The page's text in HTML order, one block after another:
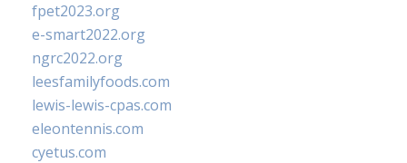
fpet2023.org
e-smart2022.org
ngrc2022.org
leesfamilyfoods.com
lewis-lewis-cpas.com
eleontennis.com
cyetus.com